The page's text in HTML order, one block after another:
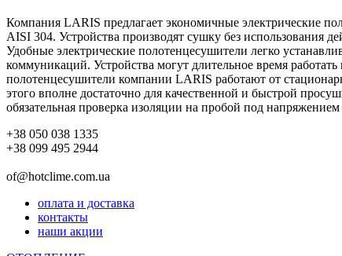
Компания LARIS предлагает экономичные электрические
AISI 304. Устройства производят сушку без использования
Удобные электрические полотенцесушители легко
коммуникаций. Устройства могут длительное время
полотенцесушители компании LARIS работают от
этого вполне достаточно для качественной и быстрой
обязательная проверка изоляции на пробой под
+38 050 038 1335
+38 099 495 2944
of@hotclime.com.ua
оплата и доставка
контакты
наши акции